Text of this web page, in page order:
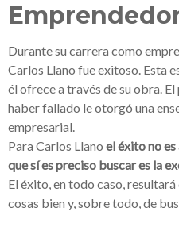
Durante su carrera como
Carlos Llano fue exitoso. Esta
él ofrece a través de su obra. El
haber fallado le otorgó una
empresarial.
Para Carlos Llano el éxito no
que sí es preciso buscar es la
El éxito, en todo caso, resultará
cosas bien y, sobre todo, de